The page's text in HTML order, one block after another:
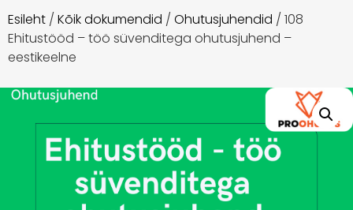
Esileht / Kõik dokumendid / Ohutusjuhendid / 108
Ehitustööd – töö süvenditega ohutusjuhend –
eestikeelne